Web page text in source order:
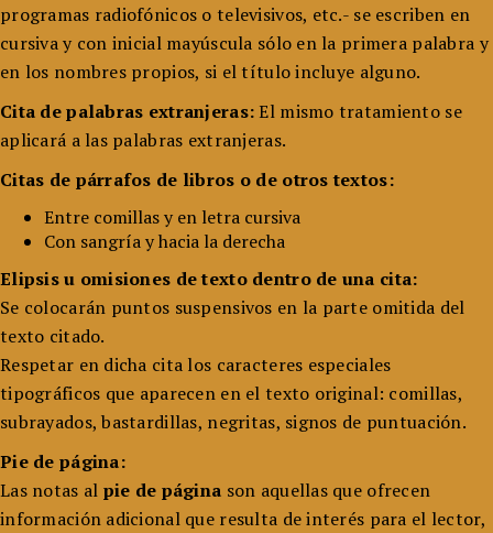
programas radiofónicos o televisivos, etc.- se escriben en
cursiva y con inicial mayúscula sólo en la primera palabra y
en los nombres propios, si el título incluye alguno.
Cita de palabras extranjeras:El mismo tratamiento se
aplicará a las palabras extranjeras.
Citas de párrafos de libros o de otros textos:
Entre comillas y en letra cursiva
Con sangría y hacia la derecha
Elipsis u omisiones de texto dentro de una cita:
Se colocarán puntos suspensivos en la parte omitida del
texto citado.
Respetar en dicha cita los caracteres especiales
tipográficos que aparecen en el texto original: comillas,
subrayados, bastardillas, negritas, signos de puntuación.
Pie de página:
Las notas al pie de página son aquellas que ofrecen
información adicional que resulta de interés para el lector,